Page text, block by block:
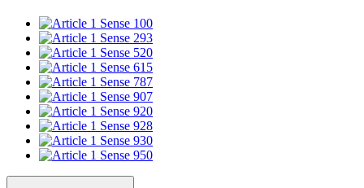
Sense 100
Sense 293
Sense 520
Sense 615
Sense 787
Sense 907
Sense 920
Sense 928
Sense 930
Sense 950